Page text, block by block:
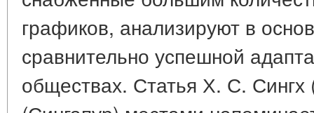
графиков, анализируют в
сравнительно успешной
обществах. Статья Х. С.